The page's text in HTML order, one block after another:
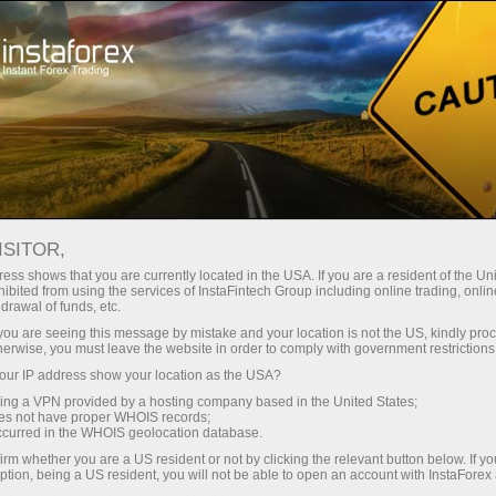
InstaForex bilan siz haqiqatan
ega bo‘lasiz: 1:5000 gacha kredit
yelkasi, bozordagi eng yaxshi
spred va komissiyalardan biri,
shuningdek aksiyalar va indekslar
bilan savdo qilish uchun qulay
shartlar.
Kichik
Har bir depozit uchun
30% bonus
Savdoda
va trassada tezlik
shows that you are currently located in the USA. If you are a resident of the
from using the services of InstaFintech Group including online trading,
of funds, etc.
are seeing this message by mistake and your location is not the US, kindly
you must leave the website in order to comply with government
IP address show your location as the USA?
a VPN provided by a hosting company based in the United States;
not have proper WHOIS records;
in the WHOIS geolocation database.
whether you are a US resident or not by clicking the relevant button below. If
being a US resident, you will not be able to open an account with InstaForex